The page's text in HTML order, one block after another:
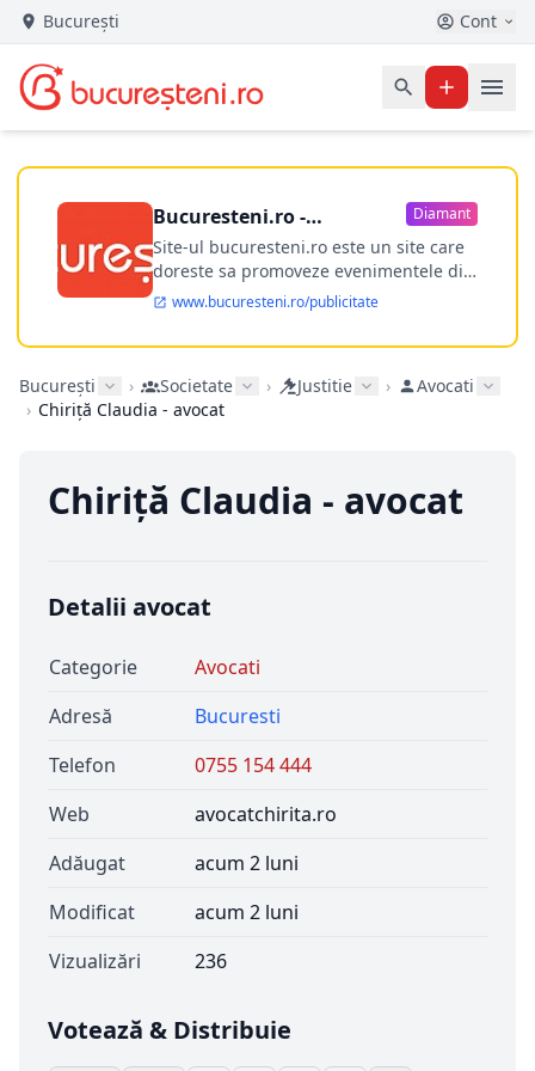
București Cont
Bucuresteni.ro -
publicitate online
Diamant
Site-ul bucuresteni.ro este un site care
doreste sa promoveze evenimentele din
Bucuresti si nu numai, sa puna la
dispozitia utilizatorului cea mai
performanta harta electronica a
ofere posibilitatea firmel...
www.bucuresteni.ro/publicitate
București › Societate › Justitie ›
Avocati
› Chiriță Claudia - avocat
Chiriță Claudia - avocat
Detalii avocat
Categorie
Avocati
Adresă
Bucuresti
Telefon
0755 154 444
Web
avocatchirita.ro
Adăugat
acum 2 luni
Modificat
acum 2 luni
Vizualizări
236
Votează & Distribuie